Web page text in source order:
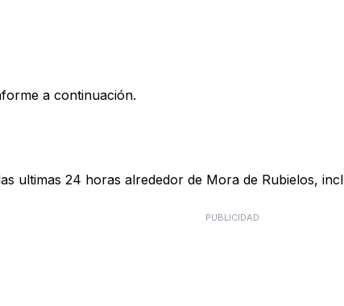
a continuación.
ultimas 24 horas alrededor de Mora de Rubielos,
PUBLICIDAD